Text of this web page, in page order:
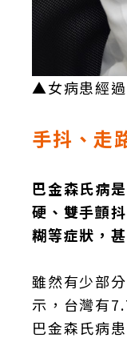
▲女病患經
手抖、走
巴金森氏病
硬、雙手顫
糊等症狀，
雖然有少部
示，台灣有
巴金森氏病患